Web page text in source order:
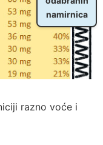
razno voće i
namirnica